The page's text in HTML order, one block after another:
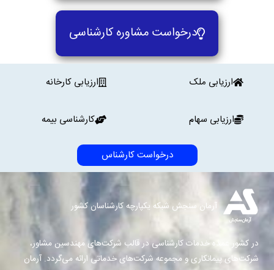
درخواست مشاوره کارشناسی
ارزیابی ملک ارزیابی کارخانه
ارزیابی سهام کارشناسی بیمه
درخواست کارشناس
آرمان سنجش شبکه یکپارچه کارشناسان کشور
در کشور عمده خدمات کارشناسی در قالب شرکت‌های مهندسین مشاور،
شرکت‌های پیمانکاری و مجموعه شرکت‌های خدماتی ارائه می‌گردد. آرمان